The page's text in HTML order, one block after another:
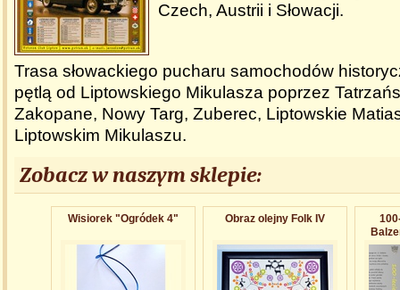
Czech, Austrii i Słowacji.
Trasa słowackiego pucharu samochodów
pętlą od Liptowskiego Mikulasza poprzez
Zakopane, Nowy Targ, Zuberec, Liptowskie
Liptowskim Mikulaszu.
Zobacz w naszym sklepie:
Wisiorek "Ogródek 4" Obraz olejny Folk IV